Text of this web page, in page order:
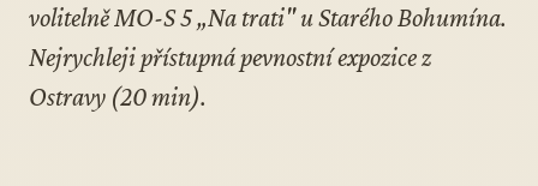
volitelně MO-S 5 „Na trati" u Starého Bohumína.
Nejrychleji přístupná pevnostní expozice z
Ostravy (20 min).